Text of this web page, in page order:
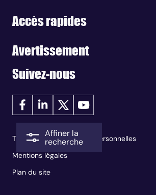
Affiner la
recherche
Accès rapides
Avertissement
Suivez-nous
Traitement des données personnelles
Mentions légales
Plan du site